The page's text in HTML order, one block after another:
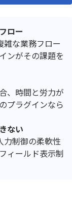
ロー
な業務フロー
ンがその課題を
、時間と労力が
プラグインなら
ない
制御の柔軟性
ィールド表示制